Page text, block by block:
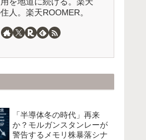
人。楽天ROOMER。
「半導体冬の時代」再来
か？モルガンスタンレーが
警告するメモリ株暴落シナ